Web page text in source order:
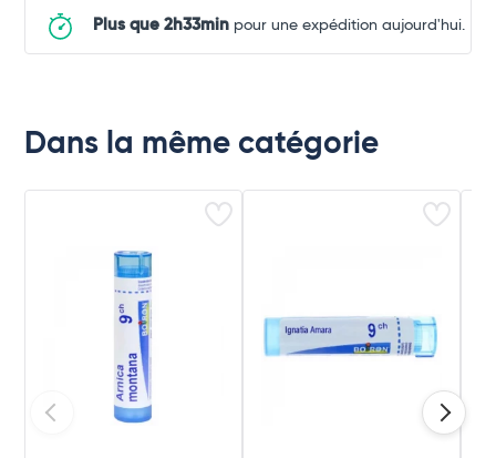
Plus que 2h33min pour une expédition aujourd'hui.
Dans la même catégorie